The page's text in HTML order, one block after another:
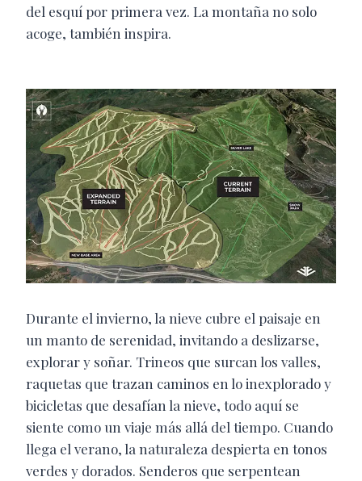
del esquí por primera vez. La montaña no solo
acoge, también inspira.
Durante el invierno, la nieve cubre el paisaje en
un manto de serenidad, invitando a deslizarse,
explorar y soñar. Trineos que surcan los valles,
raquetas que trazan caminos en lo inexplorado y
bicicletas que desafían la nieve, todo aquí se
siente como un viaje más allá del tiempo. Cuando
llega el verano, la naturaleza despierta en tonos
verdes y dorados. Senderos que serpentean